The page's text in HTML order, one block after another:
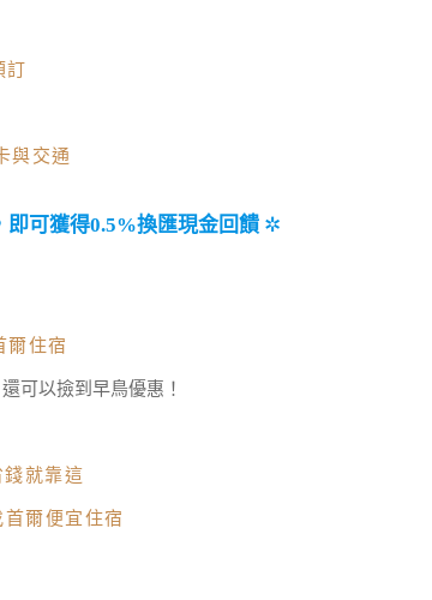
訂
與交通
可獲得0.5%換匯現金回饋 ✲
爾住宿
可以撿到早鳥優惠！
錢就靠這
首爾便宜住宿